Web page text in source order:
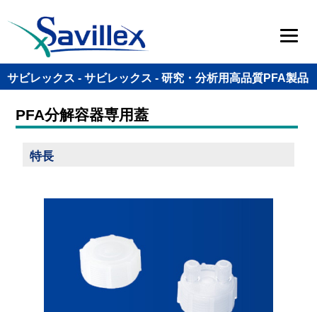
サビレックス - サビレックス - 研究・分析用高品質PFA製品
PFA分解容器専用蓋
特長